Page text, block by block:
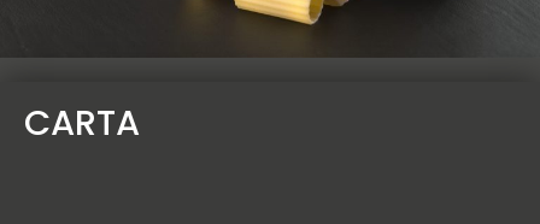
CARTA